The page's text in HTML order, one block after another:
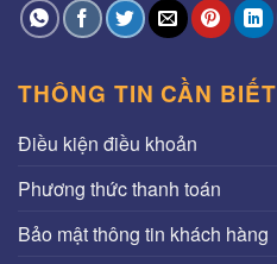
THÔNG TIN CẦN BIẾT
Điều kiện điều khoản
Phương thức thanh toán
Bảo mật thông tin khách hàng